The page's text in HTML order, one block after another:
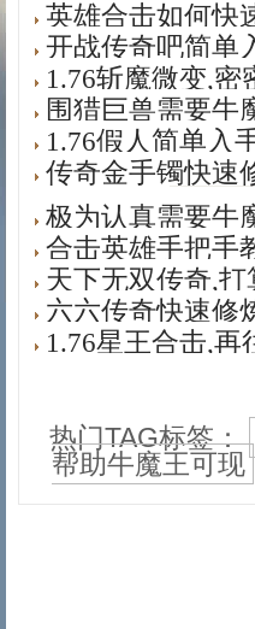
英雄合击如何快
开战传奇吧简单
1.76斩魔微变,
围猎巨兽需要牛
1.76假人简单入
传奇金手镯快速
极为认真需要牛
合击英雄手把手
天下无双传奇,
六六传奇快速修
1.76星王合击,
热门TAG标签：
帮助牛魔王可现